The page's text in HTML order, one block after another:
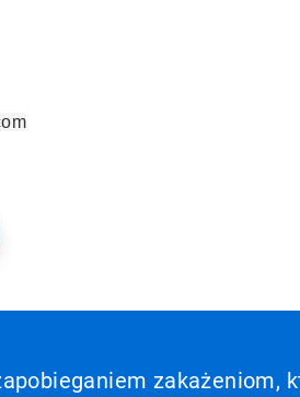
zakażeniom,